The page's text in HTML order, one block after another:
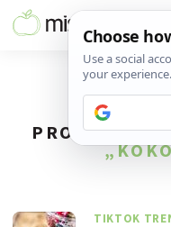
PRONAĐENO
TIKTOK